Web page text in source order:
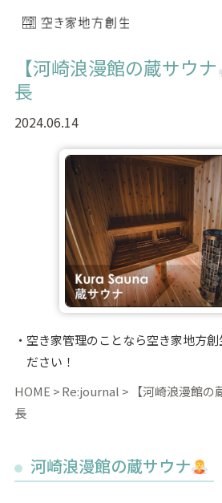
【河崎浪漫館の蔵サウナ
長
2024.06.14
空き家管理のことなら空き家地方
ださい！
HOME
Re:journal 【河崎浪漫館の
長
河崎浪漫館の蔵サウナ